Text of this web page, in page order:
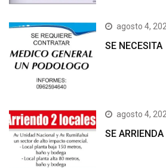
agosto 4,
SE NECESITA
agosto 4,
SE ARRIENDA